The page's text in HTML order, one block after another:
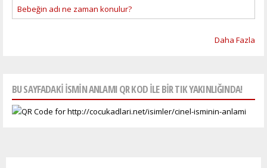
Bebeğin adı ne zaman konulur?
Daha Fazla
BU SAYFADAKI ISMIN ANLAMI QR KOD ILE BIR TIK YAKINLIĞINDA!